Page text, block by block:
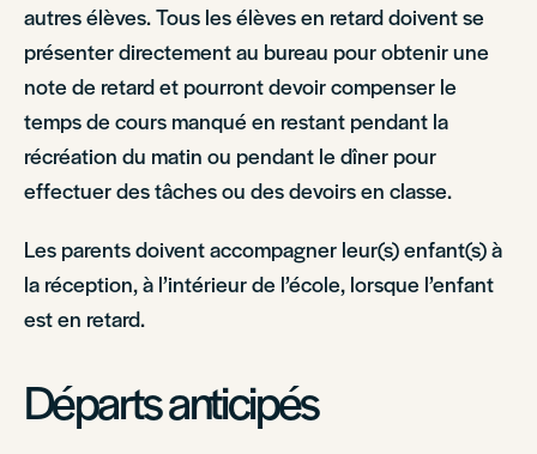
autres élèves. Tous les élèves en retard doivent se
présenter directement au bureau pour obtenir une
note de retard et pourront devoir compenser le
temps de cours manqué en restant pendant la
récréation du matin ou pendant le dîner pour
effectuer des tâches ou des devoirs en classe.
Les parents doivent accompagner leur(s) enfant(s) à
la réception, à l’intérieur de l’école, lorsque l’enfant
est en retard.
Départs anticipés